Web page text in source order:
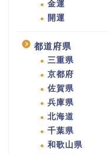
金運
開運
都道府県
三重県
京都府
佐賀県
兵庫県
北海道
千葉県
和歌山県